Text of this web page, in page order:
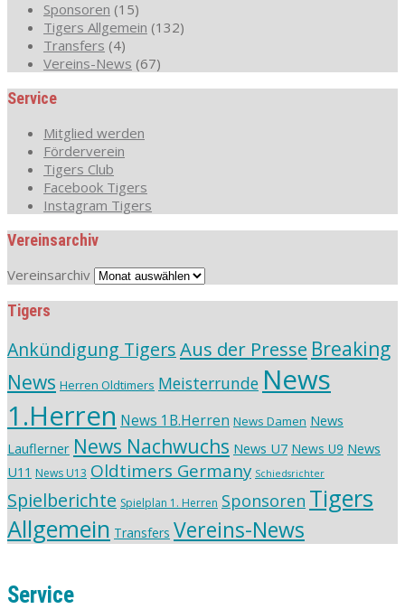
Sponsoren (15)
Tigers Allgemein (132)
Transfers (4)
Vereins-News (67)
Service
Mitglied werden
Förderverein
Tigers Club
Facebook Tigers
Instagram Tigers
Vereinsarchiv
Vereinsarchiv
Tigers
Ankündigung TigersAus der Presse Breaking
News Herren Oldtimers Meisterrunde News
1.Herren News 1B.Herren News Damen News
Lauflerner News Nachwuchs News U7 News U9 News
U11 News U13 Oldtimers Germany Schiedsrichter
Spielberichte Spielplan 1. Herren Sponsoren Tigers
Allgemein Transfers Vereins-News
Service